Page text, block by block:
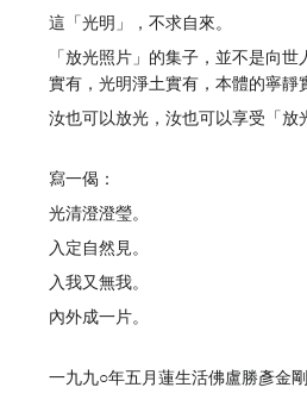
這「光明」，不求自來。
「放光照片」的集子，並不是向
實有，光明淨土實有，本體的寧靜
汝也可以放光，汝也可以享受「放
寫一偈：
光清澄澄瑩。
入定自然見。
入我又無我。
內外成一片。
一九九○年五月蓮生活佛盧勝彥金